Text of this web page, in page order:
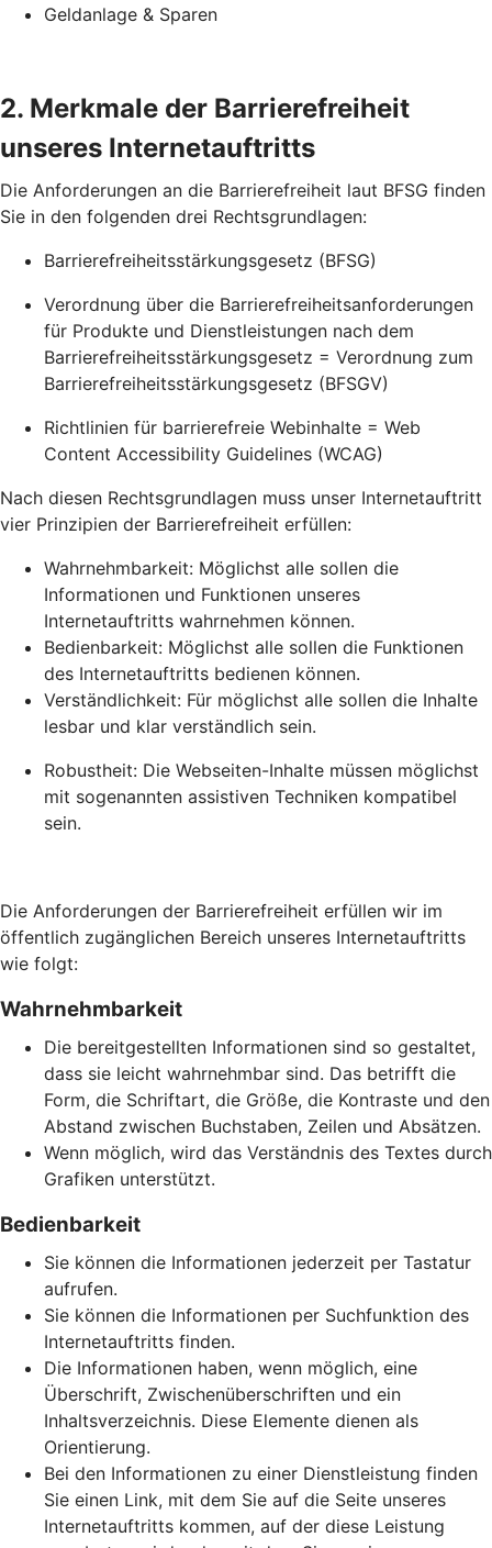
Geldanlage & Sparen
2. Merkmale der Barrierefreiheit
unseres Internetauftritts
Die Anforderungen an die Barrierefreiheit laut BFSG finden
Sie in den folgenden drei Rechtsgrundlagen:
Barrierefreiheitsstärkungsgesetz (BFSG)
Verordnung über die Barrierefreiheitsanforderungen
für Produkte und Dienstleistungen nach dem
Barrierefreiheitsstärkungsgesetz = Verordnung zum
Barrierefreiheitsstärkungsgesetz (BFSGV)
Richtlinien für barrierefreie Webinhalte = Web
Content Accessibility Guidelines (WCAG)
Nach diesen Rechtsgrundlagen muss unser Internetauftritt
vier Prinzipien der Barrierefreiheit erfüllen:
Wahrnehmbarkeit: Möglichst alle sollen die
Informationen und Funktionen unseres
Internetauftritts wahrnehmen können.
Bedienbarkeit: Möglichst alle sollen die Funktionen
des Internetauftritts bedienen können.
Verständlichkeit: Für möglichst alle sollen die Inhalte
lesbar und klar verständlich sein.
Robustheit: Die Webseiten-Inhalte müssen möglichst
mit sogenannten assistiven Techniken kompatibel
sein.
Die Anforderungen der Barrierefreiheit erfüllen wir im
öffentlich zugänglichen Bereich unseres Internetauftritts
wie folgt:
Wahrnehmbarkeit
Die bereitgestellten Informationen sind so gestaltet,
dass sie leicht wahrnehmbar sind. Das betrifft die
Form, die Schriftart, die Größe, die Kontraste und den
Abstand zwischen Buchstaben, Zeilen und Absätzen.
Wenn möglich, wird das Verständnis des Textes durch
Grafiken unterstützt.
Bedienbarkeit
Sie können die Informationen jederzeit per Tastatur
aufrufen.
Sie können die Informationen per Suchfunktion des
Internetauftritts finden.
Die Informationen haben, wenn möglich, eine
Überschrift, Zwischenüberschriften und ein
Inhaltsverzeichnis. Diese Elemente dienen als
Orientierung.
Bei den Informationen zu einer Dienstleistung finden
Sie einen Link, mit dem Sie auf die Seite unseres
Internetauftritts kommen, auf der diese Leistung